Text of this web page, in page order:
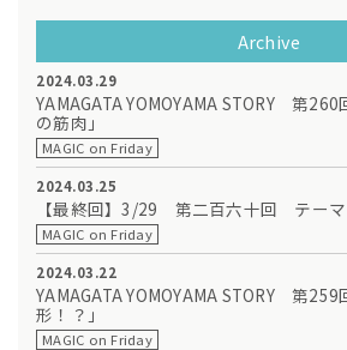
Archive
2024.03.29
YAMAGATA YOMOYAMA STORY 第
の筋肉」
MAGIC on Friday
2024.03.25
【最終回】3/29 第二百六十回 テーマ
MAGIC on Friday
2024.03.22
YAMAGATA YOMOYAMA STORY 第
形！？」
MAGIC on Friday